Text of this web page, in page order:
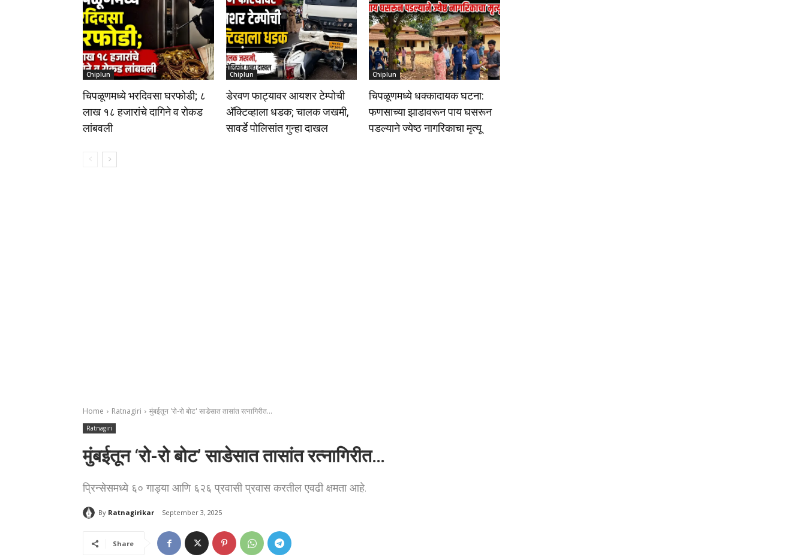
Chiplun
चिपळूणमध्ये भरदिवसा घरफोडी; ८
लाख १८ हजारांचे दागिने व रोकड
लांबवली
Chiplun
डेरवण फाट्यावर आयशर टेम्पोची
अ‍ॅक्टिव्हाला धडक; चालक जखमी,
सावर्डे पोलिसांत गुन्हा दाखल
Chiplun
चिपळूणमध्ये धक्कादायक घटना:
फणसाच्या झाडावरून पाय घसरून
पडल्याने ज्येष्ठ नागरिकाचा मृत्यू